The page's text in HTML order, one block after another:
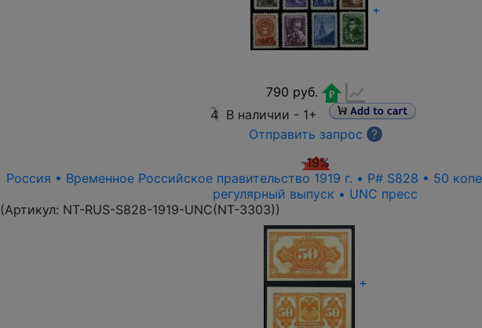
+
790 руб.
4 В наличии - 1+
Отправить запрос
?
-19%
Россия • Временное Российское правительство 1919 г. • P# S828 • 50
регулярный выпуск • UNC пресс
(Артикул: NT-RUS-S828-1919-UNC(NT-3303))
+